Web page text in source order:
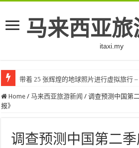
马来西亚旅
itaxi.my
带着 25 张辉煌的地球照片进行虚拟旅行 –
Home / 马来西亚旅游新闻 / 调查预测中国第
报》
调查预测中国第二季